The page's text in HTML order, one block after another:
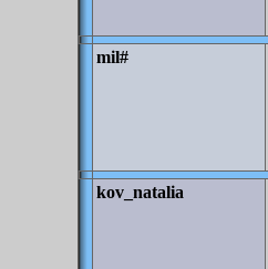
mil#
kov_natalia